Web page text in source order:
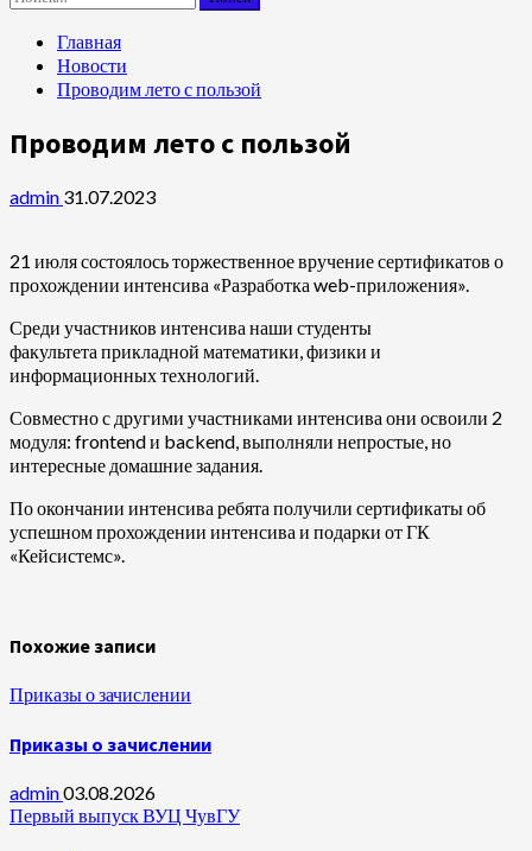
Главная
Новости
Проводим лето с пользой
Проводим лето с пользой
admin 31.07.2023
21 июля состоялось торжественное вручение сертификатов о
прохождении интенсива «Разработка web-приложения».
Среди участников интенсива наши студенты
факультета прикладной математики, физики и
информационных технологий.
Совместно с другими участниками интенсива они освоили 2
модуля: frontend и backend, выполняли непростые, но
интересные домашние задания.
По окончании интенсива ребята получили сертификаты об
успешном прохождении интенсива и подарки от ГК
«Кейсистемс».
Похожие записи
Приказы о зачислении
Приказы о зачислении
admin03.08.2026
Первый выпуск ВУЦ ЧувГУ